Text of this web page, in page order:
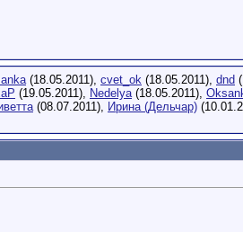
(18.05.2011), cvet_ok (18.05.2011), dnd
(19.05.2011), Nedelya(18.05.2011),
(08.07.2011), Ирина (Дельчар)